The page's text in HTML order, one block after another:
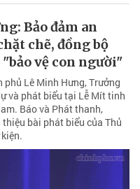
Bảo đảm an
chẽ, đồng bộ
vệ con người"
Lê Minh Hưng, Trưởng
và phát biểu tại Lễ Mít tinh
Báo và Phát thanh,
bài phát biểu của Thủ